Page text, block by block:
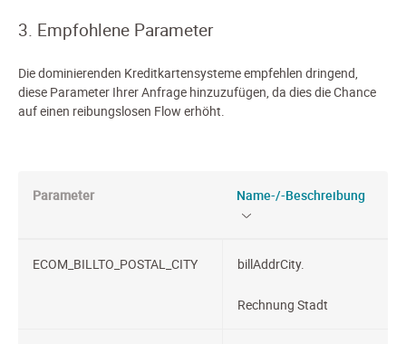
3. Empfohlene Parameter
Die dominierenden Kreditkartensysteme empfehlen dringend,
diese Parameter Ihrer Anfrage hinzuzufügen, da dies die Chance
auf einen reibungslosen Flow erhöht.
Parameter Name-/-Beschreibung
ECOM_BILLTO_POSTAL_CITY billAddrCity.
Rechnung Stadt